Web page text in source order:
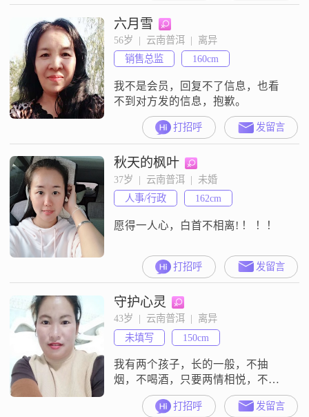
六月雪
56岁  |  云南普洱  |  离异
销售总监
160cm
我不是会员，回复不了信息，也看
不到对方发的信息，抱歉。
打招呼 发留言
秋天的枫叶
37岁  |  云南普洱  |  未婚
人事/行政
162cm
愿得一人心，白首不相离! ！ ！！
打招呼 发留言
守护心灵
43岁  |  云南普洱  |  离异
未填写
150cm
我有两个孩子，长的一般，不抽
烟，不喝酒，只要两情相悦，不在
乎贫穷与富贵，只要不是很穷就
行，长的一般就可以了
打招呼 发留言